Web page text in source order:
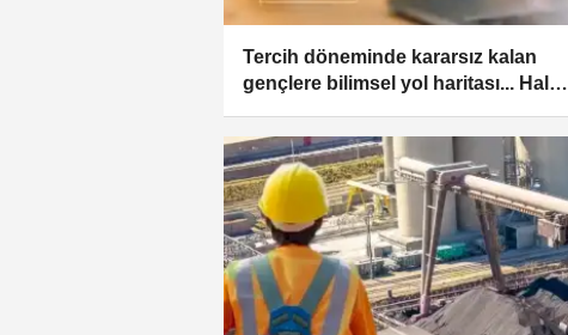
Tercih döneminde kararsız kalan
gençlere bilimsel yol haritası... Halen